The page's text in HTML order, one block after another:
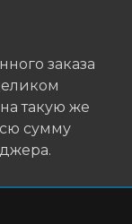
заказа
такую же
сумму